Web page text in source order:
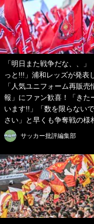
「明日また戦争だな、、」
っと!!!」浦和レッズが発表
「人気ユニフォーム再販売
報」にファン歓喜！「きた
います!!」「数を限らない
さい」と早くも争奪戦の様
サッカー批評編集部